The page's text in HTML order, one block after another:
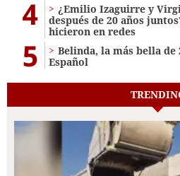
4
¿Emilio Izaguirre y
después de 20 años
hicieron en redes
5
Belinda, la más bella de
Español